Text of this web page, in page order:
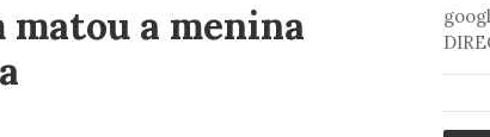
matou a menina